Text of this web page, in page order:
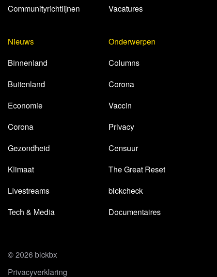
Communityrichtlijnen
Vacatures
Nieuws
Binnenland
Buitenland
Economie
Corona
Gezondheid
Klimaat
Livestreams
Tech & Media
Onderwerpen
Columns
Corona
Vaccin
Privacy
Censuur
The Great Reset
blckcheck
Documentaires
© 2026 blckbx
Privacyverklaring